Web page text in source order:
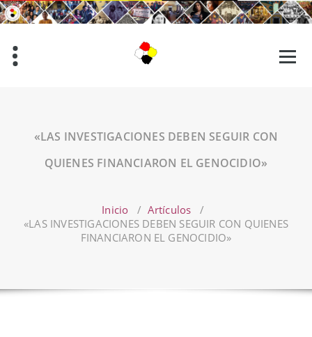
Saltar
al
«LAS INVESTIGACIONES DEBEN SEGUIR CON
QUIENES FINANCIARON EL GENOCIDIO»
Inicio / Artículos /
«LAS INVESTIGACIONES DEBEN SEGUIR CON QUIENES
FINANCIARON EL GENOCIDIO»